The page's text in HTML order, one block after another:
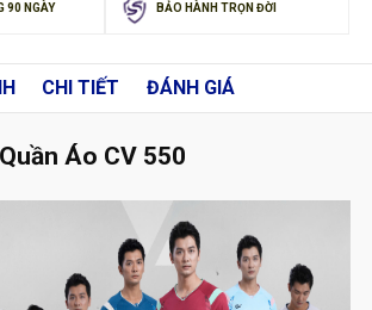
90 NGÀY BẢO HÀNH TRỌN ĐỜI
CHI TIẾT ĐÁNH GIÁ
Áo CV 550